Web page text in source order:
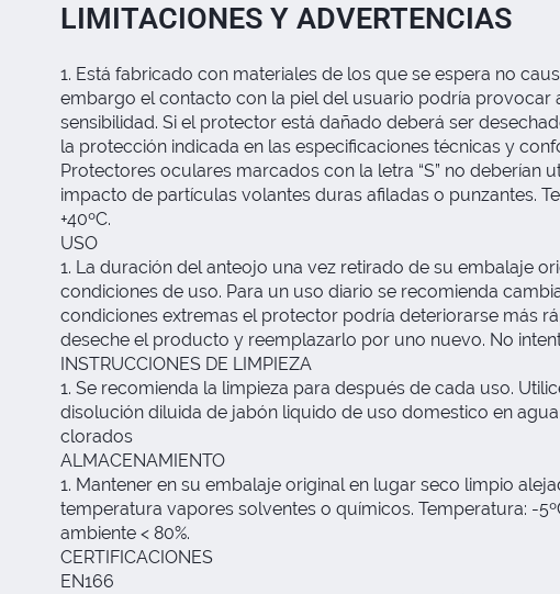
LIMITACIONES Y ADVERTENCIAS
1. Está fabricado con materiales de los que se espera no
embargo el contacto con la piel del usuario podría provocar
sensibilidad. Si el protector está dañado deberá ser
la protección indicada en las especificaciones técnicas y
Protectores oculares marcados con la letra “S” no deberían
impacto de partículas volantes duras afiladas o punzantes.
+40ºC.
USO
1. La duración del anteojo una vez retirado de su embalaje
condiciones de uso. Para un uso diario se recomienda
condiciones extremas el protector podría deteriorarse más
deseche el producto y reemplazarlo por uno nuevo. No
INSTRUCCIONES DE LIMPIEZA
1. Se recomienda la limpieza para después de cada uso.
disolución diluida de jabón liquido de uso domestico en
clorados
ALMACENAMIENTO
1. Mantener en su embalaje original en lugar seco limpio
temperatura vapores solventes o químicos. Temperatura: -
ambiente < 80%.
CERTIFICACIONES
EN166